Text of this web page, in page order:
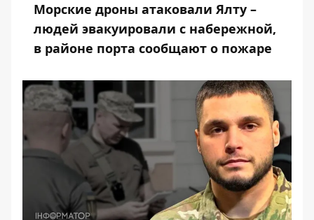
Морские дроны атаковали Ялту –
людей эвакуировали с набережной,
в районе порта сообщают о пожаре